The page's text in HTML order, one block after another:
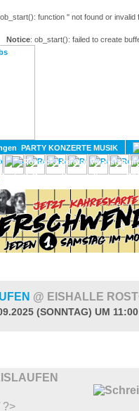
function '' not found or
Notice: ob_start(): failed to create
PARTY KONZERTE MUSIK
@ EISHALLE
(SONNTAG) UM
?>